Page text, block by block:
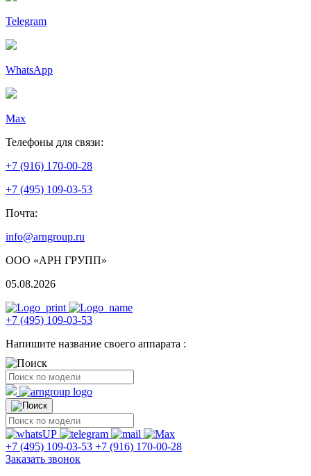
Telegram
WhatsApp
Max
Телефоны для связи:
+7 (916) 170-00-28
+7 (495) 109-03-53
Почта:
info@arngroup.ru
ООО «АРН ГРУПП»
05.08.2026
+7 (495) 109-03-53
Напишите название своего аппарата :
+7 (495) 109-03-53 +7 (916) 170-00-28
Заказать звонок